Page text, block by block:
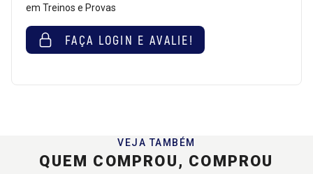
em Treinos e Provas
FAÇA LOGIN E AVALIE!
VEJA TAMBÉM
QUEM COMPROU, COMPROU